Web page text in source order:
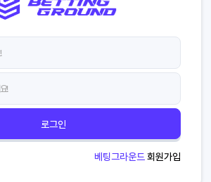
로그인
베팅그라운드 회원가입